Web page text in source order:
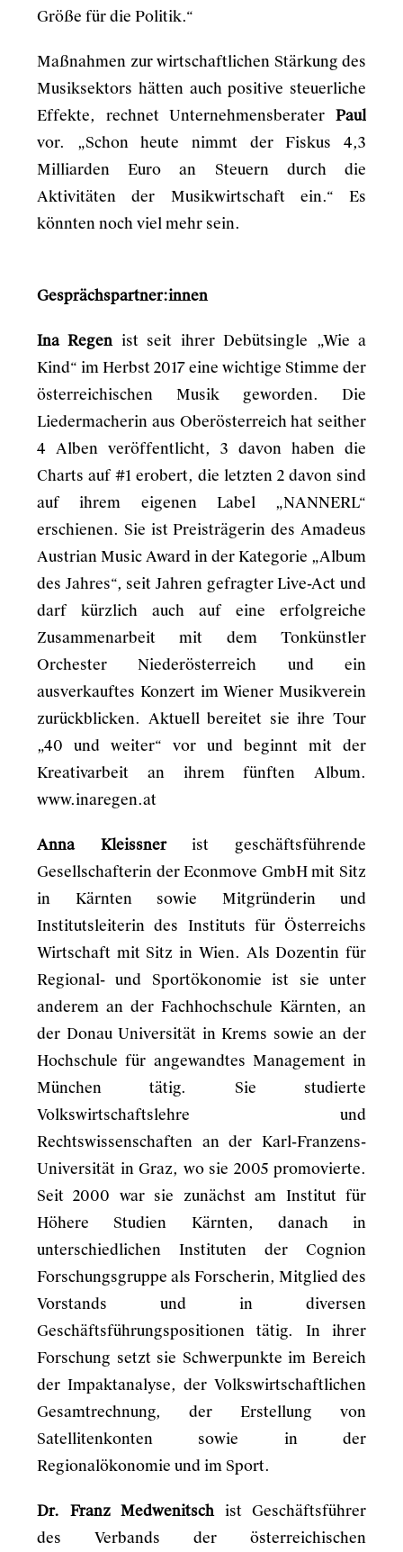
Größe für die Politik.“
Maßnahmen zur wirtschaftlichen Stärkung des
Musiksektors hätten auch positive steuerliche
Effekte, rechnet Unternehmensberater Paul
vor. „Schon heute nimmt der Fiskus 4,3
Milliarden Euro an Steuern durch die
Aktivitäten der Musikwirtschaft ein.“ Es
könnten noch viel mehr sein.
Gesprächspartner:innen
Ina Regenist seit ihrer Debütsingle „Wie a
Kind“ im Herbst 2017 eine wichtige Stimme der
österreichischen Musik geworden. Die
Liedermacherin aus Oberösterreich hat seither
4 Alben veröffentlicht, 3 davon haben die
Charts auf #1 erobert, die letzten 2 davon sind
auf ihrem eigenen Label „NANNERL“
erschienen. Sie ist Preisträgerin des Amadeus
Austrian Music Award in der Kategorie „Album
des Jahres“, seit Jahren gefragter Live-Act und
darf kürzlich auch auf eine erfolgreiche
Zusammenarbeit mit dem Tonkünstler
Orchester Niederösterreich und ein
ausverkauftes Konzert im Wiener Musikverein
zurückblicken. Aktuell bereitet sie ihre Tour
„40 und weiter“ vor und beginnt mit der
Kreativarbeit an ihrem fünften Album.
www.inaregen.at
Anna Kleissnerist geschäftsführende
Gesellschafterin der Econmove GmbH mit Sitz
in Kärnten sowie Mitgründerin und
Institutsleiterin des Instituts für Österreichs
Wirtschaft mit Sitz in Wien. Als Dozentin für
Regional- und Sportökonomie ist sie unter
anderem an der Fachhochschule Kärnten, an
der Donau Universität in Krems sowie an der
Hochschule für angewandtes Management in
München tätig. Sie studierte
Volkswirtschaftslehre und
Rechtswissenschaften an der Karl-Franzens-
Universität in Graz, wo sie 2005 promovierte.
Seit 2000 war sie zunächst am Institut für
Höhere Studien Kärnten, danach in
unterschiedlichen Instituten der Cognion
Forschungsgruppe als Forscherin, Mitglied des
Vorstands und in diversen
Geschäftsführungspositionen tätig. In ihrer
Forschung setzt sie Schwerpunkte im Bereich
der Impaktanalyse, der Volkswirtschaftlichen
Gesamtrechnung, der Erstellung von
Satellitenkonten sowie in der
Regionalökonomie und im Sport.
Dr. Franz Medwenitschist Geschäftsführer
des Verbands der österreichischen